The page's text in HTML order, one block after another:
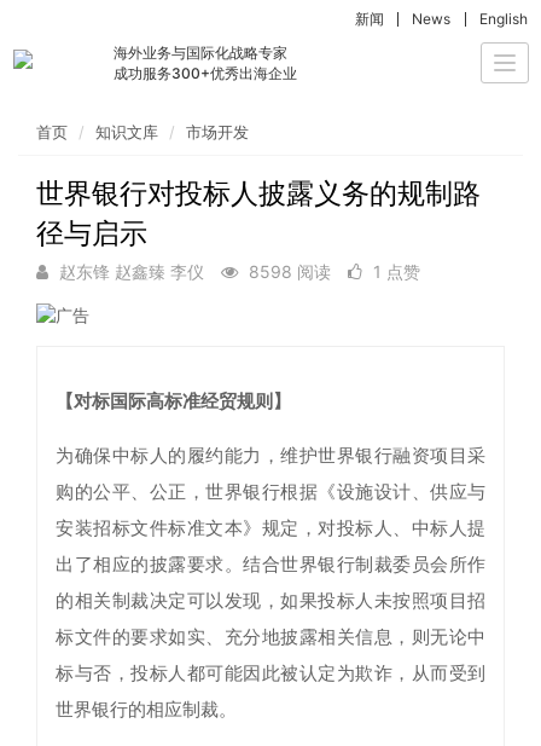
海外业务与国际化战略专家
成功服务300+优秀出海企业
新闻 News English
首页 知识文库 市场开发
世界银行对投标人披露义务的规制路
径与启示
赵东锋 赵鑫臻 李仪 8598 阅读 1 点赞
【对标国际高标准经贸规则】
为确保中标人的履约能力，维护世界银行融资项目采
购的公平、公正，世界银行根据《设施设计、供应与
安装招标文件标准文本》规定，对投标人、中标人提
出了相应的披露要求。结合世界银行制裁委员会所作
的相关制裁决定可以发现，如果投标人未按照项目招
标文件的要求如实、充分地披露相关信息，则无论中
标与否，投标人都可能因此被认定为欺诈，从而受到
世界银行的相应制裁。